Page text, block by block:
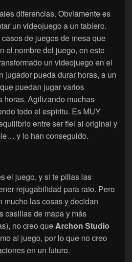
diferencias. Obviamente es
un videojuego a un tablero.
de juegos de mesa que
el nombre del juego, en este
un videojuego en el
jugador pueda durar horas, a un
puedan jugar varios
horas. Agilizando muchas
todo el espíritu. Es MUY
entre ser fiel al original y
y lo han conseguido.
el juego, y si te pillas las
rejugabilidad para rato. Pero
mucho las cosas y decidan
casillas de mapa y más
no creo queArchon Studio
al juego, por lo que no creo
en un futuro.